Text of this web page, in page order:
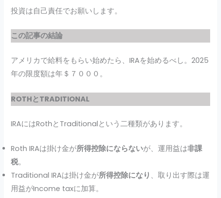
投資は自己責任でお願いします。
この記事の結論
アメリカで給料をもらい始めたら、IRAを始めるべし。2025
年の限度額は年＄７０００。
ROTHとTRADITIONAL
IRAにはRothとTraditionalという二種類があります。
Roth IRAは掛け金が所得控除にならないが、運用益は非課
税。
Traditional IRAは掛け金が所得控除になり 、取り出す際は運
用益がIncome taxに加算。